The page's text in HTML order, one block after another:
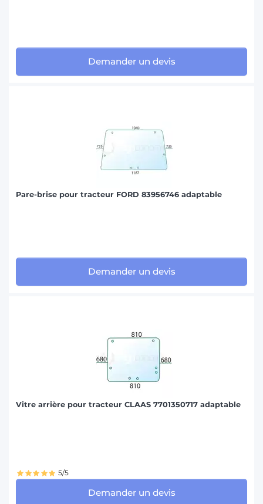
Demander un devis
Pare-brise pour tracteur FORD 83956746 adaptable
Demander un devis
Vitre arrière pour tracteur CLAAS 7701350717 adaptable
5/5
Demander un devis